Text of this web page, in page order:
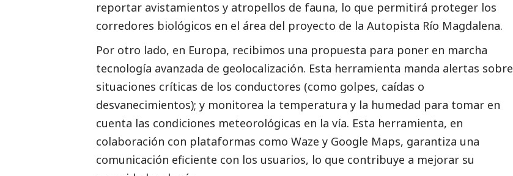
reportar avistamientos y atropellos de fauna, lo que permitirá proteger los
corredores biológicos en el área del proyecto de la Autopista Río Magdalena.
Por otro lado, en Europa, recibimos una propuesta para poner en marcha
tecnología avanzada de geolocalización. Esta herramienta manda alertas sobre
situaciones críticas de los conductores (como golpes, caídas o
desvanecimientos); y monitorea la temperatura y la humedad para tomar en
cuenta las condiciones meteorológicas en la vía. Esta herramienta, en
colaboración con plataformas como Waze y Google Maps, garantiza una
comunicación eficiente con los usuarios, lo que contribuye a mejorar su